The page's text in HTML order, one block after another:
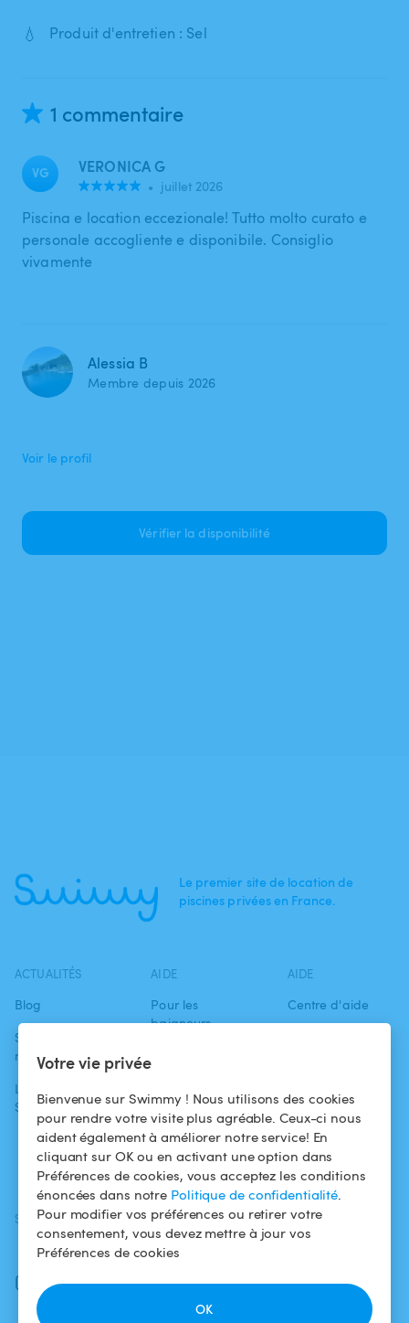
Votre vie privée
Bienvenue sur Swimmy ! Nous utilisons des cookies
pour rendre votre visite plus agréable. Ceux-ci nous
aident également à améliorer notre service! En
cliquant sur OK ou en activant une option dans
Préférences de cookies, vous acceptez les conditions
énoncées dans notre Politique de confidentialité.
Pour modifier vos préférences ou retirer votre
consentement, vous devez mettre à jour vos
Préférences de cookies
OK
💧 Produit d'entretien : Sel
1 commentaire
VG VERONICA G
• juillet 2026
Piscina e location eccezionale! Tutto molto curato e
personale accogliente e disponibile. Consiglio
vivamente
Alessia B
Membre depuis 2026
Voir le profil
Vérifier la disponibilité
Le premier site de location de
piscines privées en France.
ACTUALITÉS
Blog
Swimmy dans les
médias
L'aventure
Swimmy
AIDE
Pour les
baigneurs
Louer ma piscine
Comment ça
marche ?
AIDE
Centre d'aide
confidentialité
Mentions légales
SUIVEZ-NOUS
Facebook
Instagram
TÉLÉCHARGEZ L'APP